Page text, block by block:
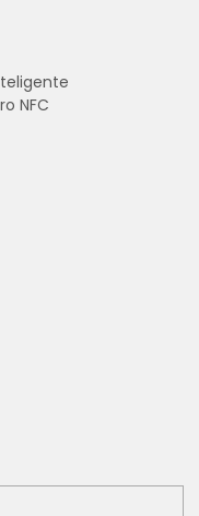
NFC